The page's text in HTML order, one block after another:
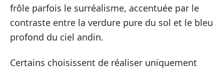
frôle parfois le surréalisme, accentuée par le
contraste entre la verdure pure du sol et le bleu
profond du ciel andin.
Certains choisissent de réaliser uniquement